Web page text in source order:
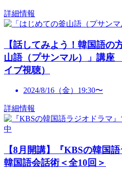
詳細情報
【話してみよう！韓国語の
山語（プサンマル）」講座
イブ視聴）
2024/8/16（金）19:30〜
詳細情報
中
【8月開講】『KBSの韓国
韓国語会話術＜全10回＞